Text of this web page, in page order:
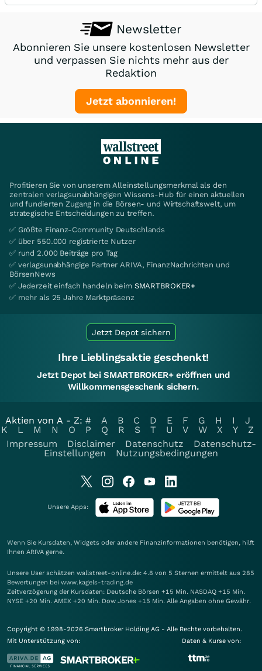
Newsletter
Abonnieren Sie unsere kostenlosen Newsletter
und verpassen Sie nichts mehr aus der
Redaktion
Jetzt abonnieren!
Profitieren Sie von unserem Alleinstellungsmerkmal als den
zentralen verlagsunabhängigen Wissens-Hub für einen aktuellen
und fundierten Zugang in die Börsen- und Wirtschaftswelt, um
strategische Entscheidungen zu treffen.
✅ Größte Finanz-Community Deutschlands
✅ über 550.000 registrierte Nutzer
✅ rund 2.000 Beiträge pro Tag
✅ verlagsunabhängige Partner ARIVA, FinanzNachrichten und
BörsenNews
✅ Jederzeit einfach handeln beim SMARTBROKER+
✅ mehr als 25 Jahre Marktpräsenz
Jetzt Depot sichern
Ihre Lieblingsaktie geschenkt!
Jetzt Depot bei SMARTBROKER+ eröffnen und
Willkommensgeschenk sichern.
Aktien von A - Z: # A B C D E F G H I
J
K
L M N O P Q R S T U V W X Y
Z
Impressum
Disclaimer Datenschutz
Datenschutz-
Einstellungen
Nutzungsbedingungen
Unsere Apps:
Wenn Sie Kursdaten, Widgets oder andere Finanzinformationen benötigen, hilft
Ihnen ARIVA gerne.
Unsere User schätzen wallstreet-online.de: 4.8 von 5 Sternen ermittelt aus 285
Bewertungen bei www.kagels-trading.de
Zeitverzögerung der Kursdaten: Deutsche Börsen +15 Min. NASDAQ +15 Min.
NYSE +20 Min. AMEX +20 Min. Dow Jones +15 Min. Alle Angaben ohne Gewähr.
Copyright © 1998-2026 Smartbroker Holding AG - Alle Rechte vorbehalten.
Mit Unterstützung von:
Daten & Kurse von: